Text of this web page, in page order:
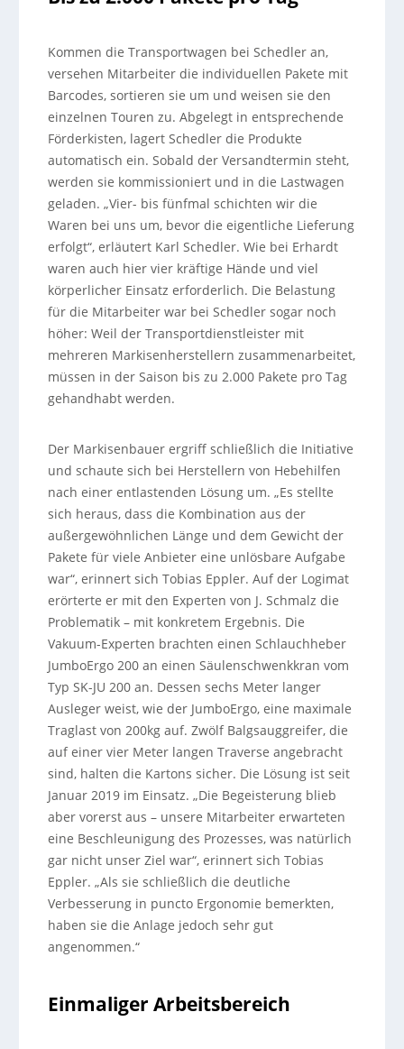
Kommen die Transportwagen bei Schedler an,
versehen Mitarbeiter die individuellen Pakete mit
Barcodes, sortieren sie um und weisen sie den
einzelnen Touren zu. Abgelegt in entsprechende
Förderkisten, lagert Schedler die Produkte
automatisch ein. Sobald der Versandtermin steht,
werden sie kommissioniert und in die Lastwagen
geladen. „Vier- bis fünfmal schichten wir die
Waren bei uns um, bevor die eigentliche Lieferung
erfolgt“, erläutert Karl Schedler. Wie bei Erhardt
waren auch hier vier kräftige Hände und viel
körperlicher Einsatz erforderlich. Die Belastung
für die Mitarbeiter war bei Schedler sogar noch
höher: Weil der Transportdienstleister mit
mehreren Markisenherstellern zusammenarbeitet,
müssen in der Saison bis zu 2.000 Pakete pro Tag
gehandhabt werden.
Der Markisenbauer ergriff schließlich die Initiative
und schaute sich bei Herstellern von Hebehilfen
nach einer entlastenden Lösung um. „Es stellte
sich heraus, dass die Kombination aus der
außergewöhnlichen Länge und dem Gewicht der
Pakete für viele Anbieter eine unlösbare Aufgabe
war“, erinnert sich Tobias Eppler. Auf der Logimat
erörterte er mit den Experten von J. Schmalz die
Problematik – mit konkretem Ergebnis. Die
Vakuum-Experten brachten einen Schlauchheber
JumboErgo 200 an einen Säulenschwenkkran vom
Typ SK-JU 200 an. Dessen sechs Meter langer
Ausleger weist, wie der JumboErgo, eine maximale
Traglast von 200kg auf. Zwölf Balgsauggreifer, die
auf einer vier Meter langen Traverse angebracht
sind, halten die Kartons sicher. Die Lösung ist seit
Januar 2019 im Einsatz. „Die Begeisterung blieb
aber vorerst aus – unsere Mitarbeiter erwarteten
eine Beschleunigung des Prozesses, was natürlich
gar nicht unser Ziel war“, erinnert sich Tobias
Eppler. „Als sie schließlich die deutliche
Verbesserung in puncto Ergonomie bemerkten,
haben sie die Anlage jedoch sehr gut
angenommen.“
Einmaliger Arbeitsbereich